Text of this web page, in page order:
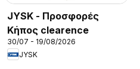
JYSK - Προσφορές
Κήπος clearence
30/07 - 19/08/2026
JYSK